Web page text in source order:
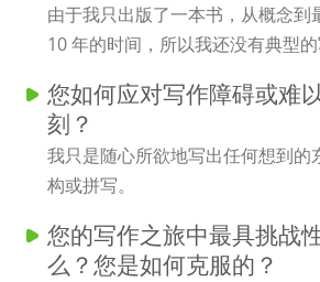
由于我只出版了一本书，从概念到
10 年的时间，所以我还没有典型的
您如何应对写作障碍或难
刻？
我只是随心所欲地写出任何想到的
构或拼写。
您的写作之旅中最具挑战
么？您是如何克服的？